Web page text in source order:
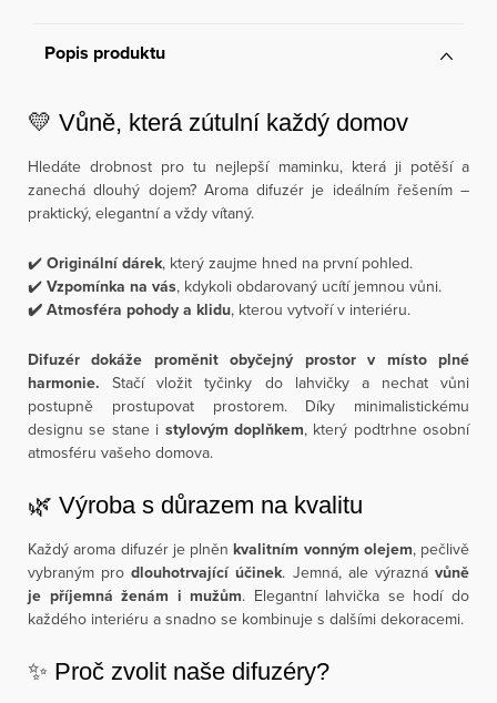
Popis produktu
💛 Vůně, která zútulní každý domov
Hledáte drobnost pro tu nejlepší maminku, která ji potěší a
zanechá dlouhý dojem? Aroma difuzér je ideálním řešením –
praktický, elegantní a vždy vítaný.
✔️ Originální dárek, který zaujme hned na první pohled.
✔️ Vzpomínka na vás, kdykoli obdarovaný ucítí jemnou vůni.
✔️ Atmosféra pohody a klidu, kterou vytvoří v interiéru.
Difuzér dokáže proměnit obyčejný prostor v místo plné
harmonie. Stačí vložit tyčinky do lahvičky a nechat vůni
postupně prostupovat prostorem. Díky minimalistickému
designu se stane i stylovým doplňkem, který podtrhne osobní
atmosféru vašeho domova.
🌿 Výroba s důrazem na kvalitu
Každý aroma difuzér je plněn kvalitním vonným olejem, pečlivě
vybraným prodlouhotrvající účinek. Jemná, ale výraznávůně
je příjemná ženám i mužům. Elegantní lahvička se hodí do
každého interiéru a snadno se kombinuje s dalšími dekoracemi.
✨ Proč zvolit naše difuzéry?